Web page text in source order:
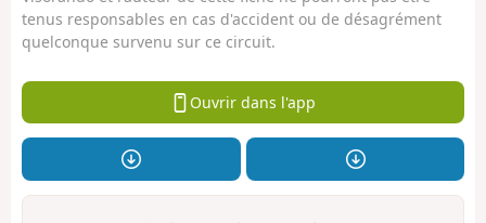
tenus responsables en cas d'accident ou de désagrément
quelconque survenu sur ce circuit.
Ouvrir dans l'app